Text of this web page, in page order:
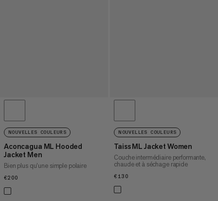
NOUVELLES COULEURS
Aconcagua ML Hooded
Jacket Men
Bien plus qu’une simple polaire
€200
NOUVELLES COULEURS
Taiss ML Jacket Women
Couche intermédiaire performante,
chaude et à séchage rapide
€130